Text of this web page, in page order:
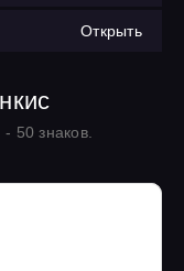
Открыть
50 знаков.